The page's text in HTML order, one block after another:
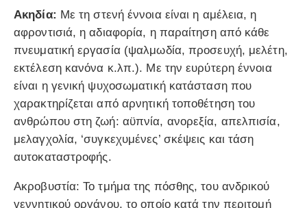
Ακηδία: Με τη στενή έννοια είναι η αμέλεια, η
αφροντισιά, η αδιαφορία, η παραίτηση από κάθε
πνευματική εργασία (ψαλμωδία, προσευχή, μελέτη,
εκτέλεση κανόνα κ.λπ.). Με την ευρύτερη έννοια
είναι η γενική ψυχοσωματική κατάσταση που
χαρακτηρίζεται από αρνητική τοποθέτηση του
ανθρώπου στη ζωή: αϋπνία, ανορεξία, απελπισία,
μελαγχολία, ‘συγκεχυμένες’ σκέψεις και τάση
αυτοκαταστροφής.
Ακροβυστία: Το τμήμα της πόσθης, του ανδρικού
γεννητικού οργάνου, το οποίο κατά την περιτομή